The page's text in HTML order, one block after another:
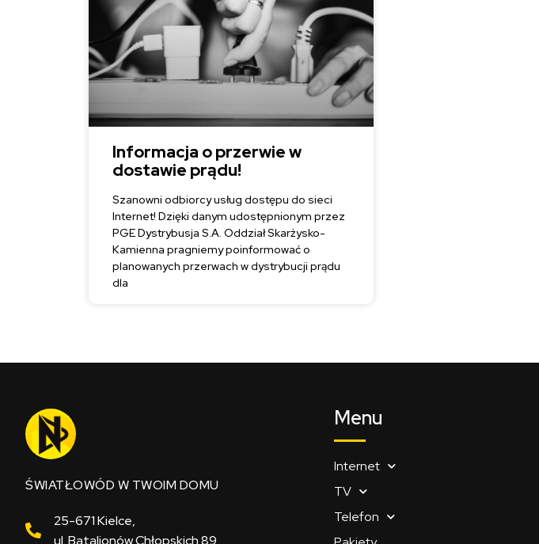
Informacja o przerwie w
dostawie prądu!
Szanowni odbiorcy usług dostępu do sieci
Internet! Dzięki danym udostępnionym przez
PGE Dystrybusja S.A. Oddział Skarżysko-
Kamienna pragniemy poinformować o
planowanych przerwach w dystrybucji prądu
dla
ŚWIATŁOWÓD W TWOIM DOMU
25-671 Kielce,
ul. Batalionów Chłopskich 89
Menu
Internet
TV
Telefon